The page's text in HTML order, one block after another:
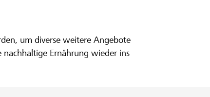
um diverse weitere Angebote
Ernährung wieder ins